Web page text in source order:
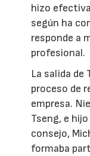
hizo
según ha
responde a
profesional.
La salida de
proceso de
empresa.
Tseng, e
consejo,
formaba